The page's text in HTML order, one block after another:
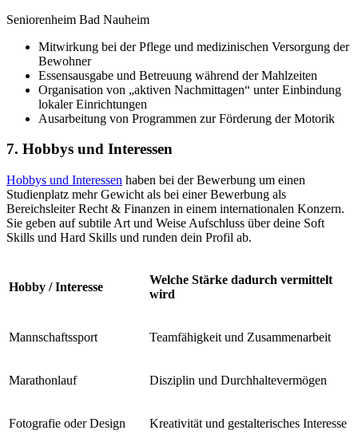
Seniorenheim Bad Nauheim
Mitwirkung bei der Pflege und medizinischen Versorgung der
Bewohner
Essensausgabe und Betreuung während der Mahlzeiten
Organisation von „aktiven Nachmittagen“ unter Einbindung
lokaler Einrichtungen
Ausarbeitung von Programmen zur Förderung der Motorik
7. Hobbys und Interessen
Hobbys und Interessen haben bei der Bewerbung um einen
Studienplatz mehr Gewicht als bei einer Bewerbung als
Bereichsleiter Recht & Finanzen in einem internationalen Konzern.
Sie geben auf subtile Art und Weise Aufschluss über deine Soft
Skills und Hard Skills und runden dein Profil ab.
Hobby / Interesse
Welche Stärke dadurch vermittelt
wird
Mannschaftssport Teamfähigkeit und Zusammenarbeit
Marathonlauf Disziplin und Durchhaltevermögen
Fotografie oder Design Kreativität und gestalterisches Interesse